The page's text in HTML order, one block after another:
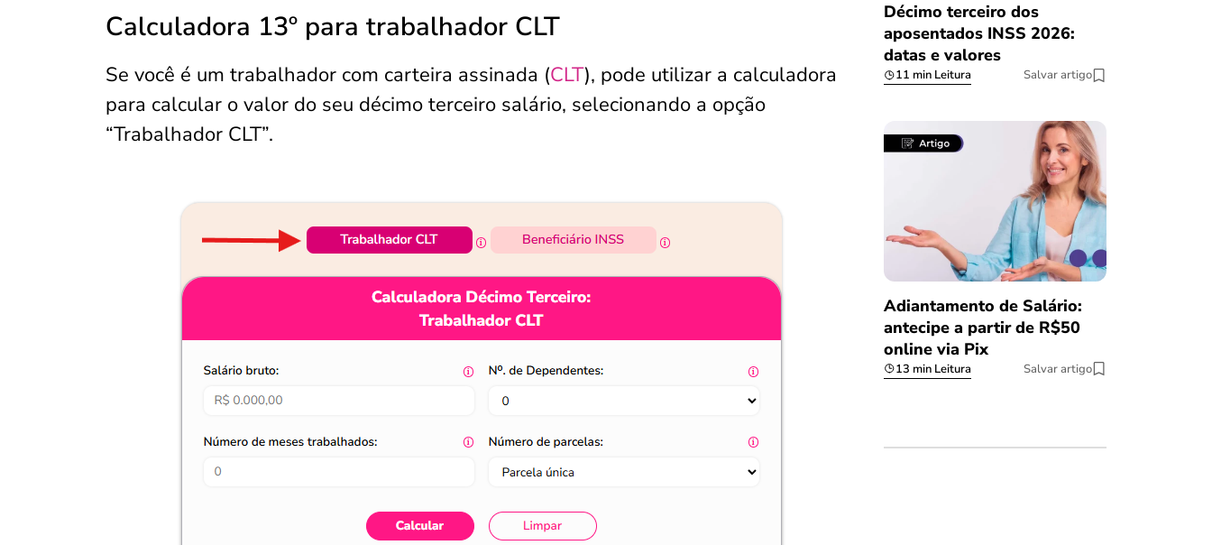
Calculadora 13º para trabalhador CLT
Se você é um trabalhador com carteira assinada (CLT), pode utilizar a calculadora
para calcular o valor do seu décimo terceiro salário, selecionando a opção
“Trabalhador CLT”.
Décimo terceiro dos
aposentados INSS 2026:
datas e valores
11 min Leitura Salvar artigo
Adiantamento de Salário:
antecipe a partir de R$50
online via Pix
13 min Leitura Salvar artigo